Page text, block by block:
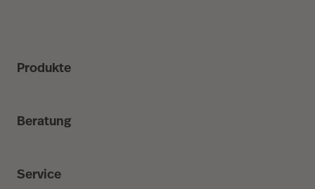
Produkte
Beratung
Service